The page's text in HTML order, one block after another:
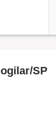
SP